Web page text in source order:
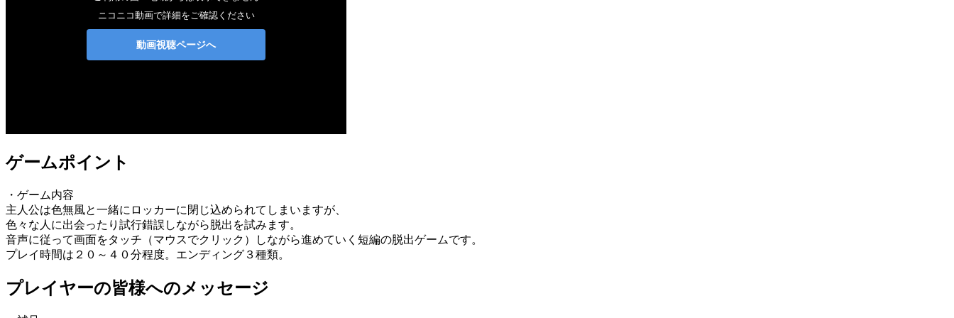
ゲームポイント
・ゲーム内容
主人公は色無風と一緒にロッカーに閉じ込められてしまいますが、
色々な人に出会ったり試行錯誤しながら脱出を試みます。
音声に従って画面をタッチ（マウスでクリック）しながら進めていく短編の脱出ゲームです。
プレイ時間は２０～４０分程度。エンディング３種類。
プレイヤーの皆様へのメッセージ